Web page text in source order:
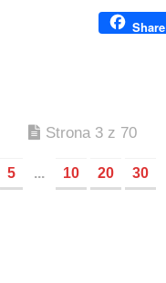
Share
Strona 3 z 70
5 ... 10 20 30